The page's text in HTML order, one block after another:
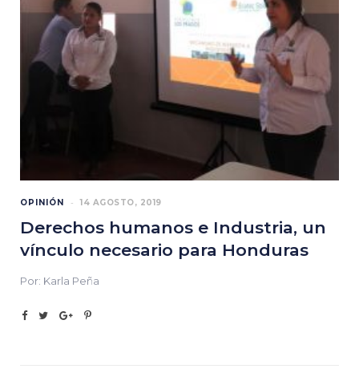
OPINIÓN 14 AGOSTO, 2019
Derechos humanos e Industria, un
vínculo necesario para Honduras
Por: Karla Peña